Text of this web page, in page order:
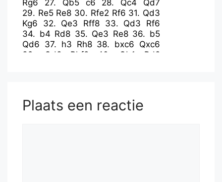
Rg6
27. Qb5 c6 28. Qc4
Qd7
29. Re5 Re8 30. Rfe2 Rf6 31. Qd3
Kg6
32. Qe3 Rff8 33. Qd3
Rf6
34. b4 Rd8 35. Qe3 Re8 36. b5
Qd6 37. h3 Rh8 38. bxc6 Qxc6
39.
Qd3 Rhf8 40. Qb1
Rd8
50.dxe6 f4 51.e7
Qxe3+
Plaats een reactie